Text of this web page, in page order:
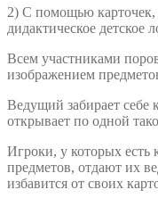
2) С помощью
дидактическое детское
Всем участниками
изображением
Ведущий забирает себе
открывает по одной
Игроки, у которых есть
предметов, отдают их
избавится от своих